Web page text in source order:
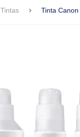
Tintas Tinta